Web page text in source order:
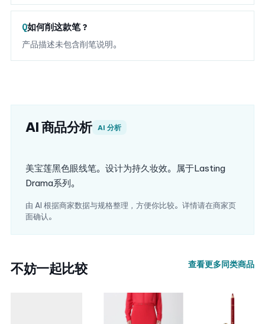
如何削这款笔？
产品描述未包含削笔说明。
AI 商品分析 AI 分析
美宝莲黑色眼线笔。设计为持久妆效。属于Lasting
Drama系列。
由 AI 根据商家数据与规格整理，方便你比较。详情请在商家页
面确认。
不妨一起比较 查看更多同类商品